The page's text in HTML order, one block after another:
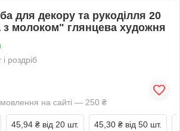
для декору та рукоділля 20
з молоком" глянцева художня
роздріб
на сайті — 250 ₴
45,94 ₴ від 20 шт. 45,30 ₴ від 50 шт.